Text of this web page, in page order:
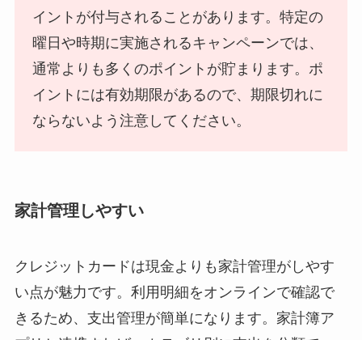
イントが付与されることがあります。特定の
曜日や時期に実施されるキャンペーンでは、
通常よりも多くのポイントが貯まります。ポ
イントには有効期限があるので、期限切れに
ならないよう注意してください。
家計管理しやすい
クレジットカードは現金よりも家計管理がしやす
い点が魅力です。利用明細をオンラインで確認で
きるため、支出管理が簡単になります。家計簿ア